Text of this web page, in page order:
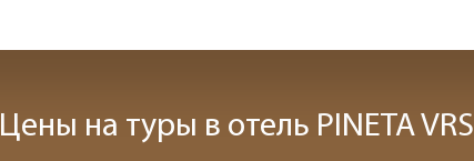
Цены на туры в отель PINETA